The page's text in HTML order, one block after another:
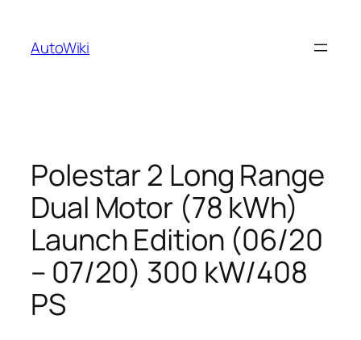
springen
AutoWiki
Polestar 2 Long Range
Dual Motor (78 kWh)
Launch Edition (06/20
– 07/20) 300 kW/408
PS